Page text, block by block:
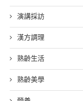
演講採訪
漢方調理
熟齡生活
熟齡美學